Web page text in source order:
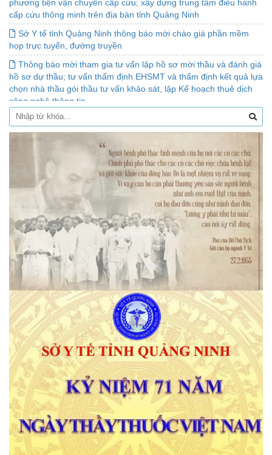
phương tiện vận chuyển cấp cứu; xây dựng trung tâm điều hành
cấp cứu thông minh trên địa bàn tỉnh Quảng Ninh
Sở Y tế tỉnh Quảng Ninh thông báo mời chào giá phần mềm
họp trực tuyến, đường truyền
Thông báo mời tham gia tư vấn lập hồ sơ mời thầu và đánh giá
hồ sơ dự thầu; tư vấn thẩm định EHSMT và thẩm định kết quả lựa
chọn nhà thầu gói thầu tư vấn khảo sát, lập Kế hoạch thuê dịch
công nghệ thông tin